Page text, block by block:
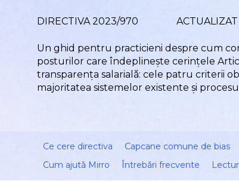
DIRECTIVA 2023/970
Un ghid pentru practicieni despre cum
posturilor care îndeplinește cerințele
transparența salarială: cele patru criterii
majoritatea sistemelor existente și
Ce cere directiva Capcane comune de bias
Cum ajută Mirro
Întrebări frecvente